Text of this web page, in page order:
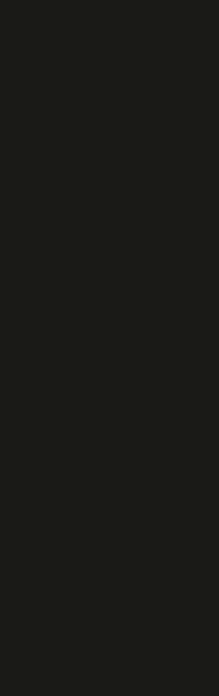
grandes times e
12º lugar no Brasil